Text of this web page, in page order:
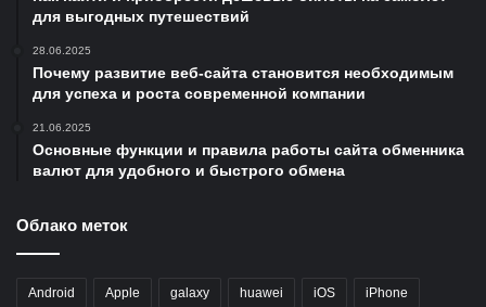
для выгодных путешествий
28.06.2025
Почему развитие веб-сайта становится необходимым
для успеха и роста современной компании
21.06.2025
Основные функции и правила работы сайта обменника
валют для удобного и быстрого обмена
Облако меток
Android Apple galaxy huawei iOS iPhone